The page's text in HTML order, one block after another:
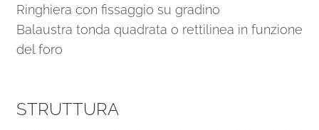
Ringhiera con fissaggio su gradino
Balaustra tonda quadrata o rettilinea in funzione
del foro
STRUTTURA